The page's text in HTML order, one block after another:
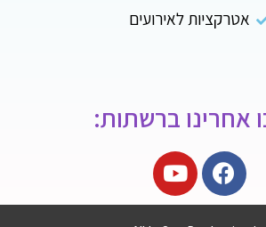
אטרקציות לאירועים
אחרינו ברשתות: